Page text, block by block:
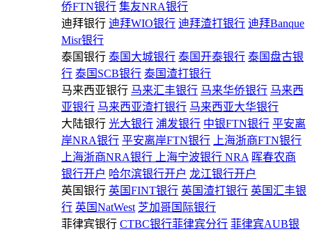
侨FTN银行 集友NRA银行
迪拜银行 迪拜WIO银行 迪拜渣打银行 迪拜Banque
Misr银行
泰国银行 泰国大城银行 泰国开泰银行 泰国盘古银
行 泰国SCB银行 泰国渣打银行
马来西亚银行 马来汇丰银行 马来华侨银行 马来西
亚银行 马来西亚渣打银行 马来西亚大华银行
大陆银行 光大银行 浦发银行 中银FTN银行 平安离
岸NRA银行 平安离岸FTN银行
上海浙商FTN银行
上海浙商NRA银行
上海宁波银行 NRA 晖春农商
银行开户 哈尔滨银行开户 龙江银行开户
英国银行 英国FINT银行 英国渣打银行 英国汇丰银
行 英国NatWest 芝加哥国际银行
菲律宾银行 CTBC银行菲律宾分行 菲律宾AUB银